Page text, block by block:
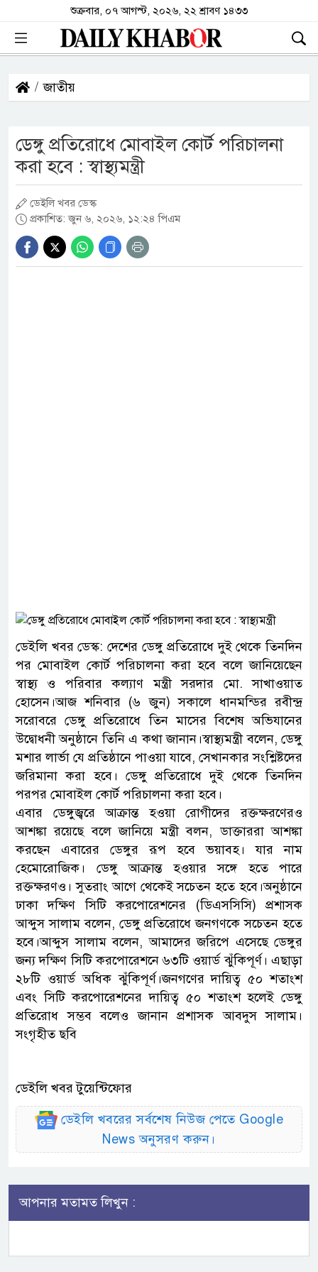
শুক্রবার, ০৭ আগস্ট, ২০২৬, ২২ শ্রাবণ ১৪৩৩
জাতীয়
ডেঙ্গু প্রতিরোধে মোবাইল কোর্ট পরিচালনা
করা হবে : স্বাস্থ্যমন্ত্রী
ডেইলি খবর ডেস্ক
প্রকাশিত: জুন ৬, ২০২৬, ১২:২৪ পিএম
ডেইলি খবর ডেস্ক: দেশের ডেঙ্গু প্রতিরোধে দুই থেকে তিনদিন
পর মোবাইল কোর্ট পরিচালনা করা হবে বলে জানিয়েছেন
স্বাস্থ্য ও পরিবার কল্যাণ মন্ত্রী সরদার মো. সাখাওয়াত
হোসেন।আজ শনিবার (৬ জুন) সকালে ধানমন্ডির রবীন্দ্র
সরোবরে ডেঙ্গু প্রতিরোধে তিন মাসের বিশেষ অভিযানের
উদ্বোধনী অনুষ্ঠানে তিনি এ কথা জানান।স্বাস্থ্যমন্ত্রী বলেন, ডেঙ্গু
মশার লার্ভা যে প্রতিষ্ঠানে পাওয়া যাবে, সেখানকার সংশ্লিষ্টদের
জরিমানা করা হবে। ডেঙ্গু প্রতিরোধে দুই থেকে তিনদিন
পরপর মোবাইল কোর্ট পরিচালনা করা হবে।
এবার ডেঙ্গুজ্বরে আক্রান্ত হওয়া রোগীদের রক্তক্ষরণেরও
আশঙ্কা রয়েছে বলে জানিয়ে মন্ত্রী বলন, ডাক্তাররা আশঙ্কা
করছেন এবারের ডেঙ্গুর রূপ হবে ভয়াবহ। যার নাম
হেমোরোজিক। ডেঙ্গু আক্রান্ত হওয়ার সঙ্গে হতে পারে
রক্তক্ষরণও। সুতরাং আগে থেকেই সচেতন হতে হবে।অনুষ্ঠানে
ঢাকা দক্ষিণ সিটি করপোরেশনের (ডিএসসিসি) প্রশাসক
আব্দুস সালাম বলেন, ডেঙ্গু প্রতিরোধে জনগণকে সচেতন হতে
হবে।আব্দুস সালাম বলেন, আমাদের জরিপে এসেছে ডেঙ্গুর
জন্য দক্ষিণ সিটি করপোরেশনে ৬৩টি ওয়ার্ড ঝুঁকিপূর্ণ। এছাড়া
২৮টি ওয়ার্ড অধিক ঝুঁকিপূর্ণ।জনগণের দায়িত্ব ৫০ শতাংশ
এবং সিটি করপোরেশনের দায়িত্ব ৫০ শতাংশ হলেই ডেঙ্গু
প্রতিরোধ সম্ভব বলেও জানান প্রশাসক আবদুস সালাম।
সংগৃহীত ছবি
ডেইলি খবর টুয়েন্টিফোর
ডেইলি খবরের সর্বশেষ নিউজ পেতে Google
News অনুসরণ করুন।
আপনার মতামত লিখুন :